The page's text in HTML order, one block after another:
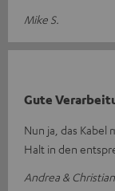
Mike S.
Gute
Nun ja, das Kabel
Halt in den
Andrea &